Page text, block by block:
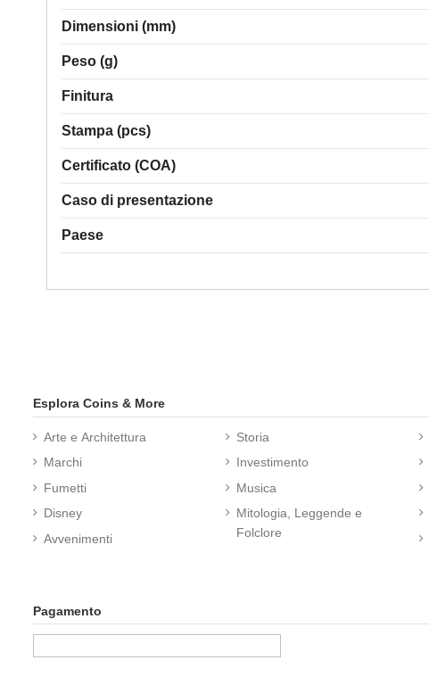
Dimensioni (mm)
Peso (g)
Finitura
Stampa (pcs)
Certificato (COA)
Caso di presentazione
Paese
Esplora Coins & More
Arte e Architettura
Marchi
Fumetti
Disney
Avvenimenti
Storia
Investimento
Musica
Mitologia, Leggende e
Folclore
Pagamento